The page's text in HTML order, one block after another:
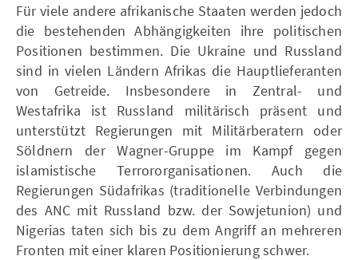
Für viele andere afrikanische Staaten werden jedoch
die bestehenden Abhängigkeiten ihre politischen
Positionen bestimmen. Die Ukraine und Russland
sind in vielen Ländern Afrikas die Hauptlieferanten
von Getreide. Insbesondere in Zentral- und
Westafrika ist Russland militärisch präsent und
unterstützt Regierungen mit Militärberatern oder
Söldnern der Wagner-Gruppe im Kampf gegen
islamistische Terrororganisationen. Auch die
Regierungen Südafrikas (traditionelle Verbindungen
des ANC mit Russland bzw. der Sowjetunion) und
Nigerias taten sich bis zu dem Angriff an mehreren
Fronten mit einer klaren Positionierung schwer.